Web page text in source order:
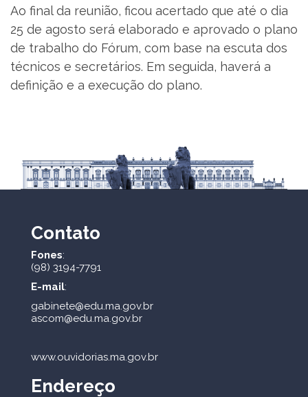
Ao final da reunião, ficou acertado que até o dia
25 de agosto será elaborado e aprovado o plano
de trabalho do Fórum, com base na escuta dos
técnicos e secretários. Em seguida, haverá a
definição e a execução do plano.
Contato
Fones:
(98) 3194-7791
E-mail:
gabinete@edu.ma.gov.br
ascom@edu.ma.gov.br
www.ouvidorias.ma.gov.br
Endereço